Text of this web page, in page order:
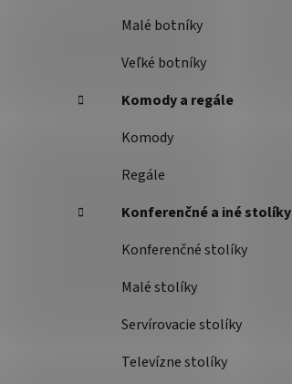
Malé botníky
Veľké botníky
Komody a regále
Komody
Regále
Konferenčné a iné stolíky
Konferenčné stolíky
Malé stolíky
Servírovacie stolíky
Televízne stolíky